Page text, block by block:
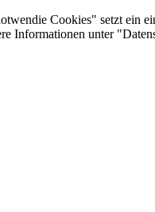
Cookies" setzt ein
Informationen unter